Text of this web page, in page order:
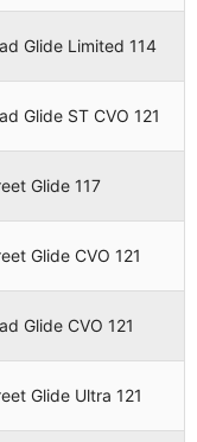
CVO 121
117
Limited 114
ST CVO
121
Street Glide
117
Street Glide
CVO 121
Glide Limited 114
Glide ST CVO 121
Glide 117
Glide CVO 121
Glide CVO 121
Glide Ultra 121